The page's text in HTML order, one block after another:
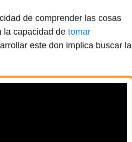
de comprender las cosas
la capacidad de tomar
este don implica buscar la